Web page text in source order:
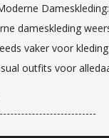
dameskleding
vaker voor
outfits voor